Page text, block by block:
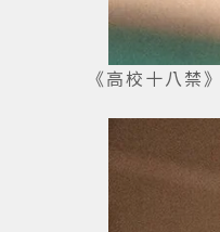
《高校十八禁